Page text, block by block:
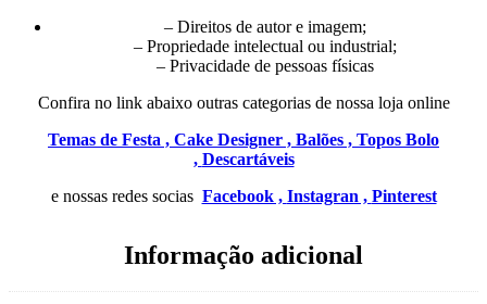
– Direitos de autor e imagem;
– Propriedade intelectual ou industrial;
– Privacidade de pessoas físicas
Confira no link abaixo outras categorias de nossa loja online
Temas de Festa , Cake Designer , Balões , Topos Bolo
, Descartáveis
e nossas redes socias Facebook , Instagran , Pinterest
Informação adicional